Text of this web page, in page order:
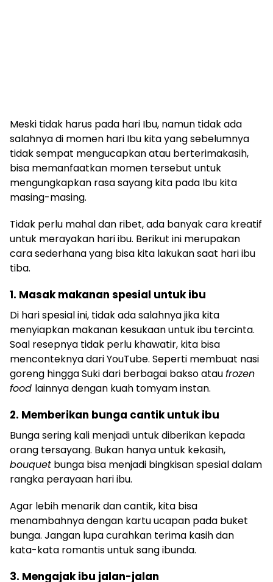
Meski tidak harus pada hari Ibu, namun tidak ada
salahnya di momen hari Ibu kita yang sebelumnya
tidak sempat mengucapkan atau berterimakasih,
bisa memanfaatkan momen tersebut untuk
mengungkapkan rasa sayang kita pada Ibu kita
masing-masing.
Tidak perlu mahal dan ribet, ada banyak cara kreatif
untuk merayakan hari ibu. Berikut ini merupakan
cara sederhana yang bisa kita lakukan saat hari ibu
tiba.
1. Masak makanan spesial untuk ibu
Di hari spesial ini, tidak ada salahnya jika kita
menyiapkan makanan kesukaan untuk ibu tercinta.
Soal resepnya tidak perlu khawatir, kita bisa
menconteknya dari YouTube. Seperti membuat nasi
goreng hingga Suki dari berbagai bakso ataufrozen
food lainnya dengan kuah tomyam instan.
2. Memberikan bunga cantik untuk ibu
Bunga sering kali menjadi untuk diberikan kepada
orang tersayang. Bukan hanya untuk kekasih,
bouquet bunga bisa menjadi bingkisan spesial dalam
rangka perayaan hari ibu.
Agar lebih menarik dan cantik, kita bisa
menambahnya dengan kartu ucapan pada buket
bunga. Jangan lupa curahkan terima kasih dan
kata-kata romantis untuk sang ibunda.
3. Mengajak ibu jalan-jalan